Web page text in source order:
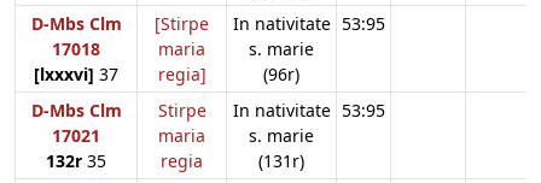
D-Mbs Clm
17018
[lxxxvi] 37
[Stirpe
maria
regia]
In nativitate
s. marie
(96r)
53:95
D-Mbs Clm
17021
132r 35
Stirpe
maria
regia
In nativitate
s. marie
(131r)
53:95